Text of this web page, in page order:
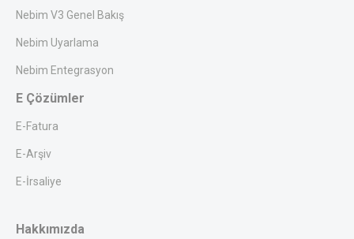
Nebim V3 Genel Bakış
Nebim Uyarlama
Nebim Entegrasyon
E Çözümler
E-Fatura
E-Arşiv
E-İrsaliye
Hakkımızda